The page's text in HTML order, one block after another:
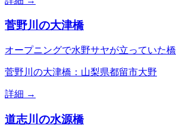
菅野川の大津橋
オープニングで水野サヤが立っていた橋
菅野川の大津橋：山梨県都留市大野
詳細 →
道志川の水源橋